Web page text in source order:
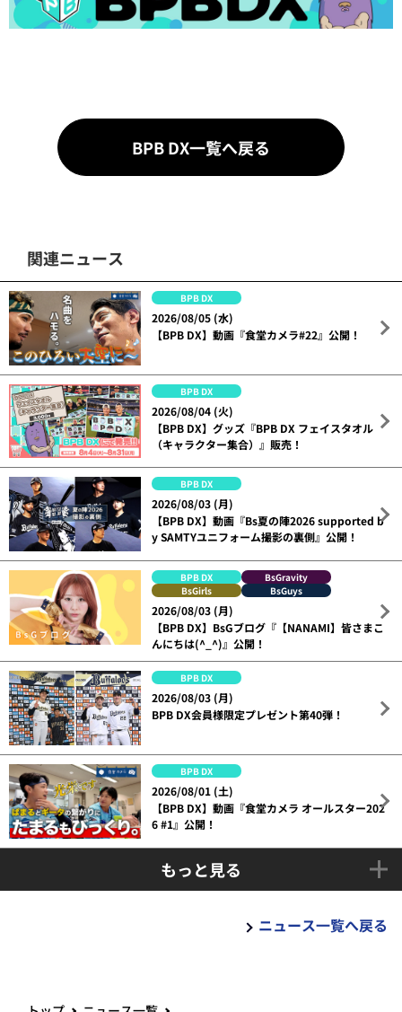
BPB DX一覧へ戻る
関連ニュース
BPB DX
2026/08/05 (水)
【BPB DX】動画『食堂カメラ#22』公開！
BPB DX
2026/08/04 (火)
【BPB DX】グッズ『BPB DX フェイスタオル
（キャラクター集合）』販売！
BPB DX
2026/08/03 (月)
【BPB DX】動画『Bs夏の陣2026 supported b
y SAMTYユニフォーム撮影の裏側』公開！
BPB DX
BsGravity
BsGirls
BsGuys
2026/08/03 (月)
【BPB DX】BsGブログ『【NANAMI】皆さまこ
んにちは(^_^)』公開！
BPB DX
2026/08/03 (月)
BPB DX会員様限定プレゼント第40弾！
BPB DX
2026/08/01 (土)
【BPB DX】動画『食堂カメラ オールスター202
6 #1』公開！
もっと見る
ニュース一覧へ戻る